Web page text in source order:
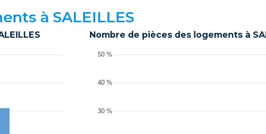
à SALEILLES
Nombre de pièces des logements à
50 %
40 %
30 %